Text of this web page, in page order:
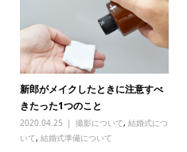
新郎がメイクしたときに注意すべ
きたった1つのこと
2020.04.25 撮影について, 結婚式につ
いて, 結婚式準備について